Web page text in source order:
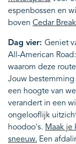
espenbossen en
boven Cedar
Dag vier: Geniet
All-American
waarom deze
Jouw bestemming
een hoogte van
verandert in een
ongelooflijk
hoodoo's. Maak je
sneeuw. Een